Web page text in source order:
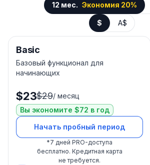
12 мес. Экономия 20%
$ A$
Basic
Базовый функционал для
начинающих
$23$29/ месяц
Вы экономите $72 в год
Начать пробный период
*7 дней PRO-доступа
бесплатно. Кредитная карта
не требуется.